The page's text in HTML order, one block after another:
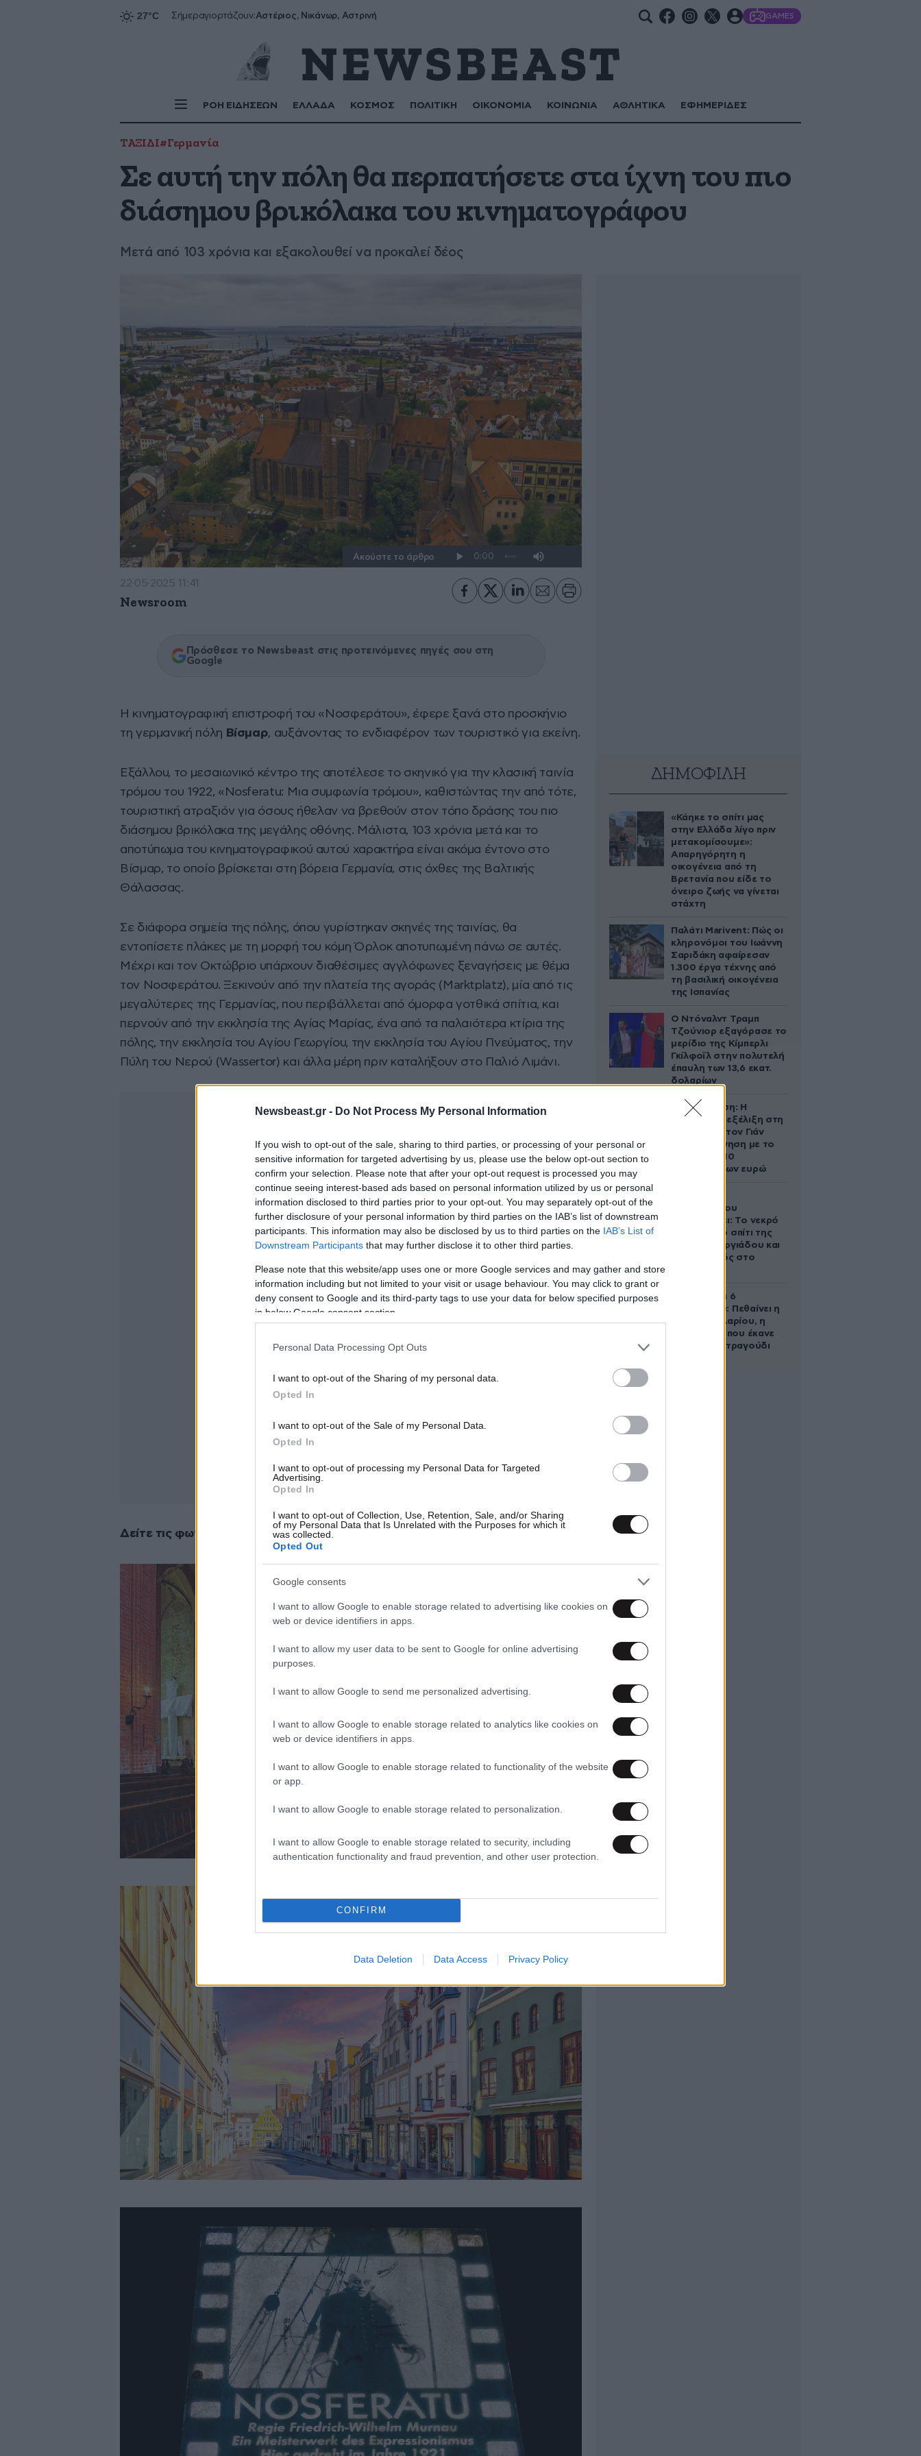
Newsbeast.gr - Do Not Process My Personal Information
If you wish to opt-out of the sale, sharing to third parties, or processing of your personal or
sensitive information for targeted advertising by us, please use the below opt-out section to
confirm your selection. Please note that after your opt-out request is processed you may
continue seeing interest-based ads based on personal information utilized by us or personal
information disclosed to third parties prior to your opt-out. You may separately opt-out of the
further disclosure of your personal information by third parties on the IAB’s list of downstream
participants. This information may also be disclosed by us to third parties on the IAB’s List of
Downstream Participants that may further disclose it to other third parties.
Please note that this website/app uses one or more Google services and may gather and store
information including but not limited to your visit or usage behaviour. You may click to grant or
deny consent to Google and its third-party tags to use your data for below specified purposes
in below Google consent section.
Personal Data Processing Opt Outs
I want to opt-out of the Sharing of my personal data.
Opted In
I want to opt-out of the Sale of my Personal Data.
Opted In
I want to opt-out of processing my Personal Data for Targeted
Advertising.
Opted In
I want to opt-out of Collection, Use, Retention, Sale, and/or Sharing
of my Personal Data that Is Unrelated with the Purposes for which it
was collected.
Opted Out
Google consents
I want to allow Google to enable storage related to advertising like cookies on
web or device identifiers in apps.
I want to allow my user data to be sent to Google for online advertising
purposes.
I want to allow Google to send me personalized advertising.
I want to allow Google to enable storage related to analytics like cookies on
web or device identifiers in apps.
I want to allow Google to enable storage related to functionality of the website
or app.
I want to allow Google to enable storage related to personalization.
I want to allow Google to enable storage related to security, including
authentication functionality and fraud prevention, and other user protection.
CONFIRM
Data Deletion Data Access Privacy Policy
Σήμεραγιορτάζουν:Αστέριος, Νικάνωρ, Αστρινή GAMES
ΡΟΗ ΕΙΔΗΣΕΩΝ ΕΛΛΑΔΑ ΚΟΣΜΟΣ ΠΟΛΙΤΙΚΗ ΟΙΚΟΝΟΜΙΑ ΚΟΙΝΩΝΙΑ ΑΘΛΗΤΙΚΑ ΕΦΗΜΕΡΙΔΕΣ
ΤΑΞΙΔΙ#Γερμανία
Σε αυτή την πόλη θα περπατήσετε στα ίχνη του πιο
διάσημου βρικόλακα του κινηματογράφου
Μετά από 103 χρόνια και εξακολουθεί να προκαλεί δέος
Ακούστε το άρθρο
22·05·2025 11:41
Newsroom
Πρόσθεσε το Newsbeast στις προτεινόμενες πηγές σου στη
Google
Η κινηματογραφική επιστροφή του «Νοσφεράτου», έφερε ξανά στο προσκήνιο
τη γερμανική πόλη Βίσμαρ, αυξάνοντας το ενδιαφέρον των τουριστικό για εκείνη.
Εξάλλου, το μεσαιωνικό κέντρο της αποτέλεσε το σκηνικό για την κλασική ταινία
τρόμου του 1922, «Nosferatu: Μια συμφωνία τρόμου», καθιστώντας την από τότε,
τουριστική ατραξιόν για όσους ήθελαν να βρεθούν στον τόπο δράσης του πιο
διάσημου βρικόλακα της μεγάλης οθόνης. Μάλιστα, 103 χρόνια μετά και το
αποτύπωμα του κινηματογραφικού αυτού χαρακτήρα είναι ακόμα έντονο στο
Βίσμαρ, το οποίο βρίσκεται στη βόρεια Γερμανία, στις όχθες της Βαλτικής
Θάλασσας.
Σε διάφορα σημεία της πόλης, όπου γυρίστηκαν σκηνές της ταινίας, θα
εντοπίσετε πλάκες με τη μορφή του κόμη Όρλοκ αποτυπωμένη πάνω σε αυτές.
Μέχρι και τον Οκτώβριο υπάρχουν διαθέσιμες αγγλόφωνες ξεναγήσεις με θέμα
τον Νοσφεράτου. Ξεκινούν από την πλατεία της αγοράς (Marktplatz), μία από τις
μεγαλύτερες της Γερμανίας, που περιβάλλεται από όμορφα γοτθικά σπίτια, και
περνούν από την εκκλησία της Αγίας Μαρίας, ένα από τα παλαιότερα κτίρια της
πόλης, την εκκλησία του Αγίου Γεωργίου, την εκκλησία του Αγίου Πνεύματος, την
Πύλη του Νερού (Wassertor) και άλλα μέρη πριν καταλήξουν στο Παλιό Λιμάνι.
Δείτε τις φωτογραφίες
ΔΗΜΟΦΙΛΗ
«Κάηκε το σπίτι μας
στην Ελλάδα λίγο πριν
μετακομίσουμε»:
Απαρηγόρητη η
οικογένεια από τη
Βρετανία που είδε το
όνειρο ζωής να γίνεται
στάχτη
Παλάτι Marivent: Πώς οι
κληρονόμοι του Ιωάννη
Σαριδάκη αφαίρεσαν
1.300 έργα τέχνης από
τη βασιλική οικογένεια
της Ισπανίας
Ο Ντόναλντ Τραμπ
Τζούνιορ εξαγόρασε το
μερίδιο της Κίμπερλι
Γκίλφοϊλ στην πολυτελή
έπαυλη των 13,6 εκατ.
δολαρίων
Αθηνά Ωνάση: Η
απρόσμενη εξέλιξη στη
διαμάχη με τον Γιάν
Τοπς – Η κίνηση με το
άλογο των 10
εκατομμυρίων ευρώ
Τζώρτζογλου
αποκαλύπτει: Το νεκρό
έμβρυο στο σπίτι της
Μαρίας Γεωργιάδου και
ο εγκλεισμός στο
Σαν σήμερα 6
Αυγούστου: Πεθαίνει η
Ρίτα Σακελλαρίου, η
λαϊκή ντίβα που έκανε
τη ζωή της τραγούδι